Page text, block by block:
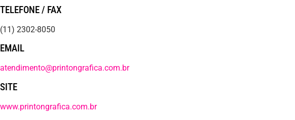
TELEFONE / FAX
(11) 2302-8050
EMAIL
atendimento@printongrafica.com.br
SITE
www.printongrafica.com.br